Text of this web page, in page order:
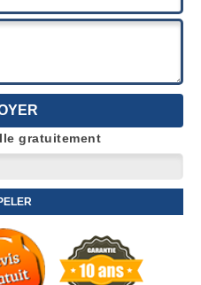
gratuitement